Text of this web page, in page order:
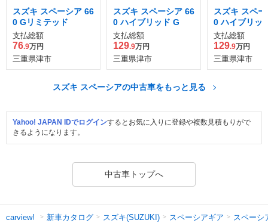
スズキ スペーシア 66
0 Gリミテッド
支払総額
76.9万円
三重県津市
スズキ スペーシア 66
0 ハイブリッド G
支払総額
129.9万円
三重県津市
スズキ スペ
0 ハイブリッ
支払総額
129.9万円
三重県津市
スズキ スペーシアの中古車をもっと見る
Yahoo! JAPAN IDでログインするとお気に入りに登録や複数見積もりがで
きるようになります。
中古車トップへ
carview! 新車カタログ スズキ(SUZUKI) スペーシアギア スペーシ